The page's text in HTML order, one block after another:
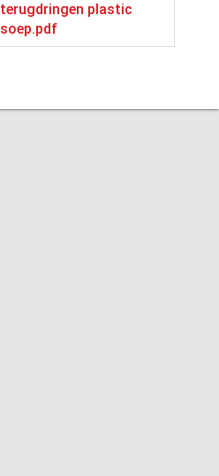
terugdringen plastic
soep.pdf